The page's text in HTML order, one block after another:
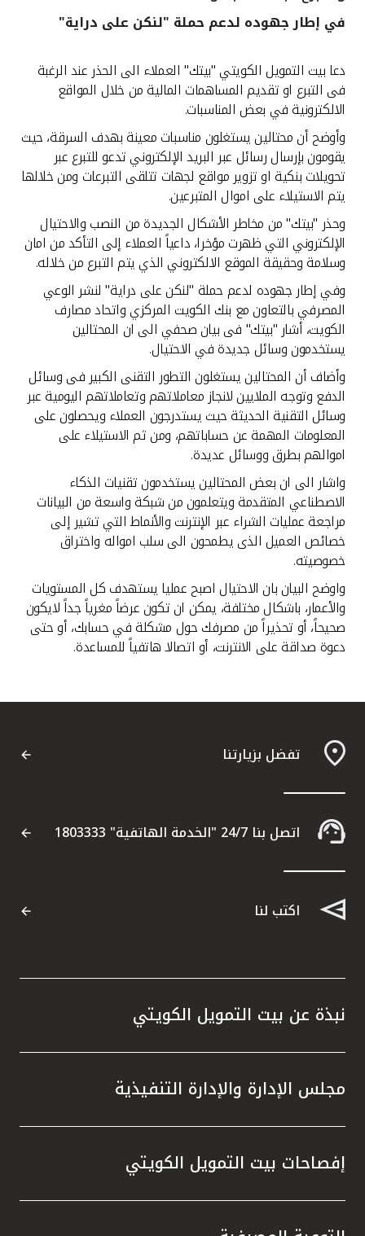
القنوات المصرفية
أدوات وخدمات
خدمات ما بعد البيع
اتصل بنا
مواقع الفروع وأجهزة الصرف الآلي
ألمانيا
ماليزيا
تركيا
مصر
المملكة المتحدة
مملكة البحرين
في إطار جهوده لدعم حملة "لنكن على دراية"
دعا بيت التمويل الكويتي "بيتك" العملاء الى الحذر عند الرغبة
فى التبرع او تقديم المساهمات المالية من خلال المواقع
الالكترونية في بعض المناسبات.
وأوضح أن محتالين يستغلون مناسبات معينة بهدف السرقة، حيث
يقومون بإرسال رسائل عبر البريد الإلكتروني تدعو للتبرع عبر
تحويلات بنكية او تزوير مواقع لجهات تتلقى التبرعات ومن خلالها
يتم الاستيلاء على اموال المتبرعين.
وحذر "بيتك" من مخاطر الأشكال الجديدة من النصب والاحتيال
الإلكتروني التي ظهرت مؤخرا، داعياً العملاء إلى التأكد من امان
وسلامة وحقيقة الموقع الالكتروني الذي يتم التبرع من خلاله.
وفي إطار جهوده لدعم حملة "لنكن على دراية" لنشر الوعي
المصرفي بالتعاون مع بنك الكويت المركزي واتحاد مصارف
الكويت، أشار "بيتك" فى بيان صحفي الى ان المحتالين
يستخدمون وسائل جديدة في الاحتيال.
وأضاف أن المحتالين يستغلون التطور التقنى الكبير فى وسائل
الدفع وتوجه الملايين لانجاز معاملاتهم وتعاملاتهم اليومية عبر
وسائل التقنية الحديثة حيث يستدرجون العملاء ويحصلون على
المعلومات المهمة عن حساباتهم، ومن ثم الاستيلاء على
اموالهم بطرق ووسائل عديدة.
واشار الى ان بعض المحتالين يستخدمون تقنيات الذكاء
الاصطناعي المتقدمة ويتعلمون من شبكة واسعة من البيانات
مراجعة عمليات الشراء عبر الإنترنت والأنماط التي تشير إلى
خصائص العميل الذى يطمحون الى سلب امواله واختراق
خصوصيته.
واوضح البيان بان الاحتيال اصبح عمليا يستهدف كل المستويات
والأعمار، باشكال مختلفة، يمكن ان تكون عرضاً مغرياً جداً لايكون
صحيحاً، أو تحذيراً من مصرفك حول مشكلة في حسابك، أو حتى
دعوة صداقة على الانترنت، أو اتصالا هاتفياً للمساعدة.
تفضل بزيارتنا
اتصل بنا 24/7 "الخدمة الهاتفية" 1803333
اكتب لنا
نبذة عن بيت التمويل الكويتي
مجلس الإدارة والإدارة التنفيذية
إفصاحات بيت التمويل الكويتي